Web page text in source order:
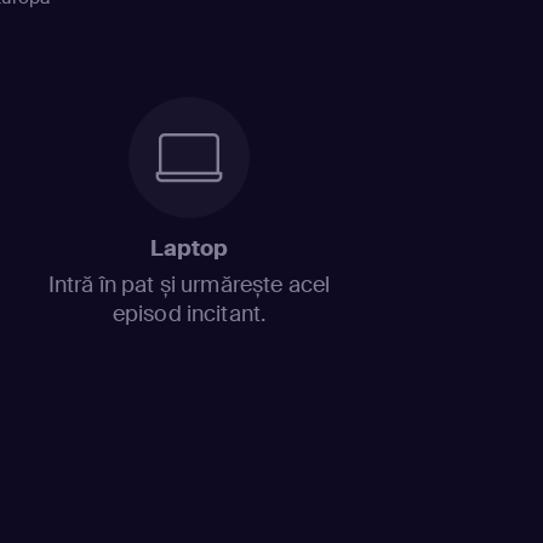
Laptop
Intră în pat și urmărește acel
episod incitant.